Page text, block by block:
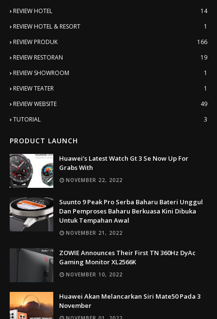
REVIEW HOTEL
14
REVIEW HOTEL & RESORT
1
REVIEW PRODUK
166
REVIEW RESTORAN
19
REVIEW SHOWROOM
1
REVIEW TEATER
1
REVIEW WEBSITE
49
TUTORIAL
3
PRODUCT LAUNCH
Huawei’s Latest Watch Gt 3 Se Now Up For
Grabs With
NOVEMBER 22, 2022
Suunto 9 Peak Pro Serba Baharu Bateri Unggul
Dan Pemproses Baharu Berkuasa Kini Dibuka
Untuk Tempahan Awal
NOVEMBER 21, 2022
ZOWIE Announces Their First TN 360Hz DyAc
Gaming Monitor XL2566K
NOVEMBER 10, 2022
Huawei Akan Melancarkan Siri Mate50 Pada 3
November